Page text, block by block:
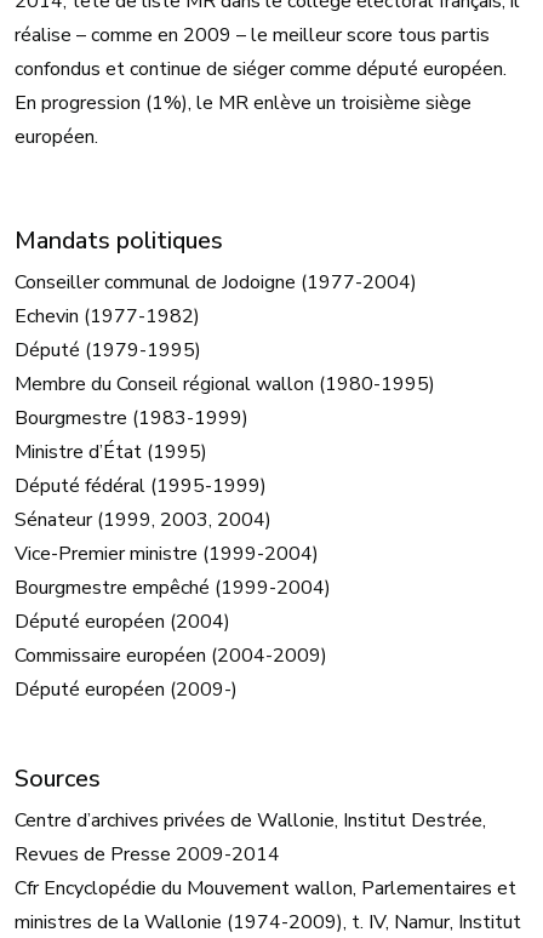
réalise – comme en 2009 – le meilleur score tous partis
confondus et continue de siéger comme député européen.
En progression (1%), le MR enlève un troisième siège
européen.
Mandats politiques
Conseiller communal de Jodoigne (1977-2004)
Echevin (1977-1982)
Député (1979-1995)
Membre du Conseil régional wallon (1980-1995)
Bourgmestre (1983-1999)
Ministre d’État (1995)
Député fédéral (1995-1999)
Sénateur (1999, 2003, 2004)
Vice-Premier ministre (1999-2004)
Bourgmestre empêché (1999-2004)
Député européen (2004)
Commissaire européen (2004-2009)
Député européen (2009-)
Sources
Centre d’archives privées de Wallonie, Institut Destrée,
Revues de Presse 2009-2014
Cfr Encyclopédie du Mouvement wallon, Parlementaires et
ministres de la Wallonie (1974-2009), t. IV, Namur, Institut